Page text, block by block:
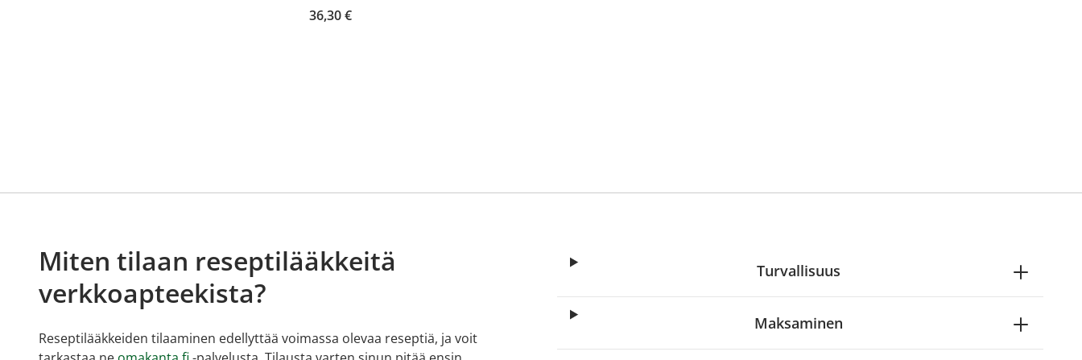
36,30 €
Miten tilaan reseptilääkkeitä
verkkoapteekista?
Reseptilääkkeiden tilaaminen edellyttää voimassa olevaa reseptiä, ja voit
Turvallisuus
Maksaminen